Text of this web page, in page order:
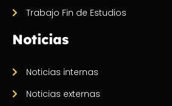
Trabajo Fin de Estudios
Noticias
Noticias internas
Noticias externas